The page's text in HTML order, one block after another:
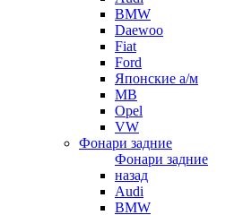
BMW
Daewoo
Fiat
Ford
Японские а/м
MB
Opel
VW
Фонари задние
Фонари задние
назад
Audi
BMW